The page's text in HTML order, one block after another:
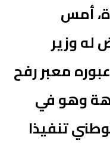
أمس
له وزير
معبر رفح
وهو في
تنفيذا